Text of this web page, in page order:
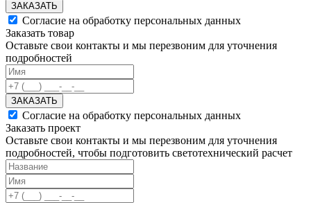
ЗАКАЗАТЬ
Согласие на обработку персональных данных
Заказать товар
Оставьте свои контакты и мы перезвоним для уточнения
подробностей
ЗАКАЗАТЬ
Согласие на обработку персональных данных
Заказать проект
Оставьте свои контакты и мы перезвоним для уточнения
подробностей, чтобы подготовить светотехнический расчет